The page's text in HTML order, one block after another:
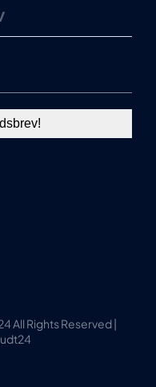
All Rights Reserved |